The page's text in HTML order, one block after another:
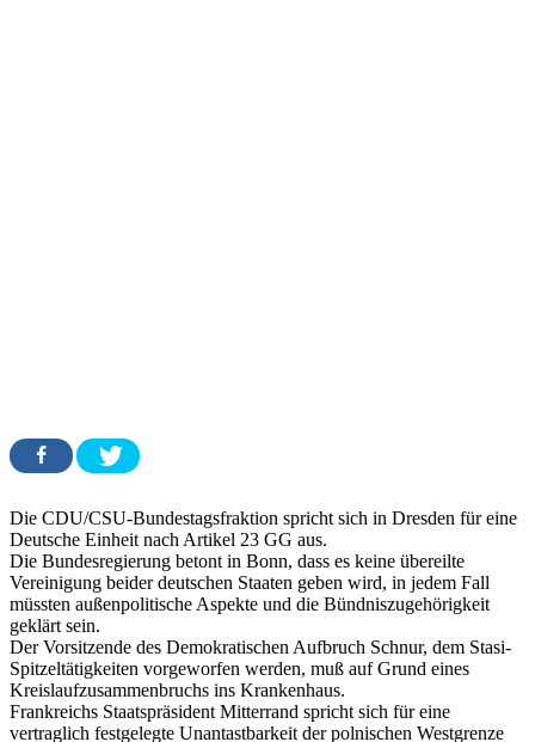
Die CDU/CSU-Bundestagsfraktion spricht sich in Dresden für eine
Deutsche Einheit nach Artikel 23 GG aus.
Die Bundesregierung betont in Bonn, dass es keine übereilte
Vereinigung beider deutschen Staaten geben wird, in jedem Fall
müssten außenpolitische Aspekte und die Bündniszugehörigkeit
geklärt sein.
Der Vorsitzende des Demokratischen Aufbruch Schnur, dem Stasi-
Spitzeltätigkeiten vorgeworfen werden, muß auf Grund eines
Kreislaufzusammenbruchs ins Krankenhaus.
Frankreichs Staatspräsident Mitterrand spricht sich für eine
vertraglich festgelegte Unantastbarkeit der polnischen Westgrenze